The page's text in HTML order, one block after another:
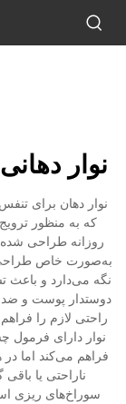
نوار
نوار دهان برای
که به منظور
روزانه طراحی شده
به‌صورت خاص
نگه می‌دارد و باعث
دوستدار پوست و ضد
راحتی لازم را
نوار دارای
فراهم می‌کند اما
ناراحتی یا
سوراخ‌های ریزی